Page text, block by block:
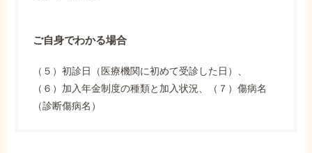
ご自身でわかる場合
（５）初診日（医療機関に初めて受診した日）、
（６）加入年金制度の種類と加入状況、（７）傷病名
（診断傷病名）